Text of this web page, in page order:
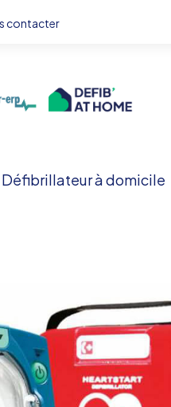
contacter
Défibrillateur à domicile